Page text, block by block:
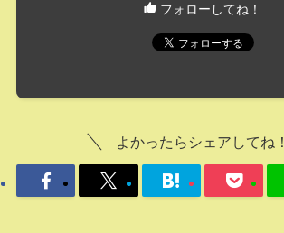
フォローしてね！
よかったらシェアしてね！